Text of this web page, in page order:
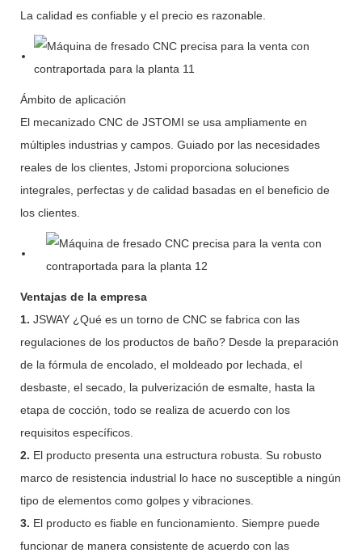
La calidad es confiable y el precio es razonable.
Ámbito de aplicación
El mecanizado CNC de JSTOMI se usa ampliamente en
múltiples industrias y campos. Guiado por las necesidades
reales de los clientes, Jstomi proporciona soluciones
integrales, perfectas y de calidad basadas en el beneficio de
los clientes.
Ventajas de la empresa
1. JSWAY ¿Qué es un torno de CNC se fabrica con las
regulaciones de los productos de baño? Desde la preparación
de la fórmula de encolado, el moldeado por lechada, el
desbaste, el secado, la pulverización de esmalte, hasta la
etapa de cocción, todo se realiza de acuerdo con los
requisitos específicos.
2. El producto presenta una estructura robusta. Su robusto
marco de resistencia industrial lo hace no susceptible a ningún
tipo de elementos como golpes y vibraciones.
3. El producto es fiable en funcionamiento. Siempre puede
funcionar de manera consistente de acuerdo con las